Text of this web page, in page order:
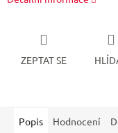
ZEPTAT SE
Popis Hodnocení